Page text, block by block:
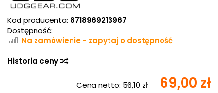
Kod producenta: 8718969213967
Dostępność:
Na zamówienie - zapytaj o dostępność
Historia ceny
Cena netto: 56,10 zł 69,00 zł